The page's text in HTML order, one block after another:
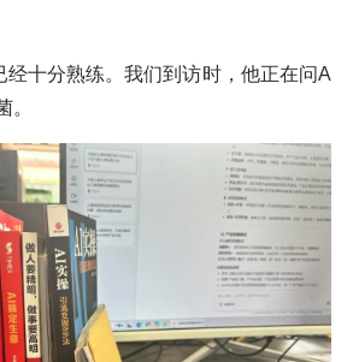
经十分熟练。我们到访时，他正在问A
。